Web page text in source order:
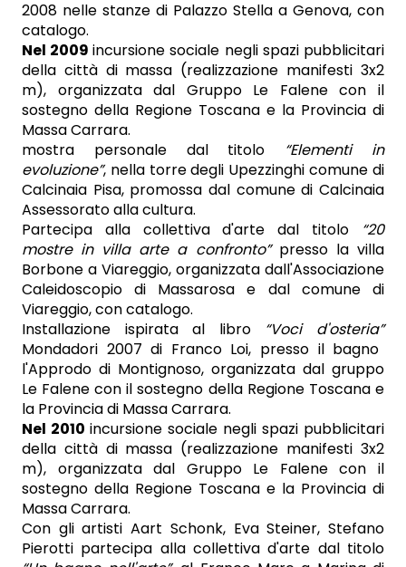
2008 nelle stanze di Palazzo Stella a Genova, con
catalogo.
Nel 2009incursione sociale negli spazi pubblicitari
della città di massa (realizzazione manifesti 3x2
m), organizzata dal Gruppo Le Falene con il
sostegno della Regione Toscana e la Provincia di
Massa Carrara.
mostra personale dal titolo “Elementi in
evoluzione”, nella torre degli Upezzinghi comune di
Calcinaia Pisa, promossa dal comune di Calcinaia
Assessorato alla cultura.
Partecipa alla collettiva d'arte dal titolo “20
mostre in villa arte a confronto” presso la villa
Borbone a Viareggio, organizzata dall'Associazione
Caleidoscopio di Massarosa e dal comune di
Viareggio, con catalogo.
Installazione ispirata al libro“Voci d'osteria”
Mondadori 2007 di Franco Loi, presso il bagno
l'Approdo di Montignoso, organizzata dal gruppo
Le Falene con il sostegno della Regione Toscana e
la Provincia di Massa Carrara.
Nel 2010 incursione sociale negli spazi pubblicitari
della città di massa (realizzazione manifesti 3x2
m), organizzata dal Gruppo Le Falene con il
sostegno della Regione Toscana e la Provincia di
Massa Carrara.
Con gli artisti Aart Schonk, Eva Steiner, Stefano
Pierotti partecipa alla collettiva d'arte dal titolo